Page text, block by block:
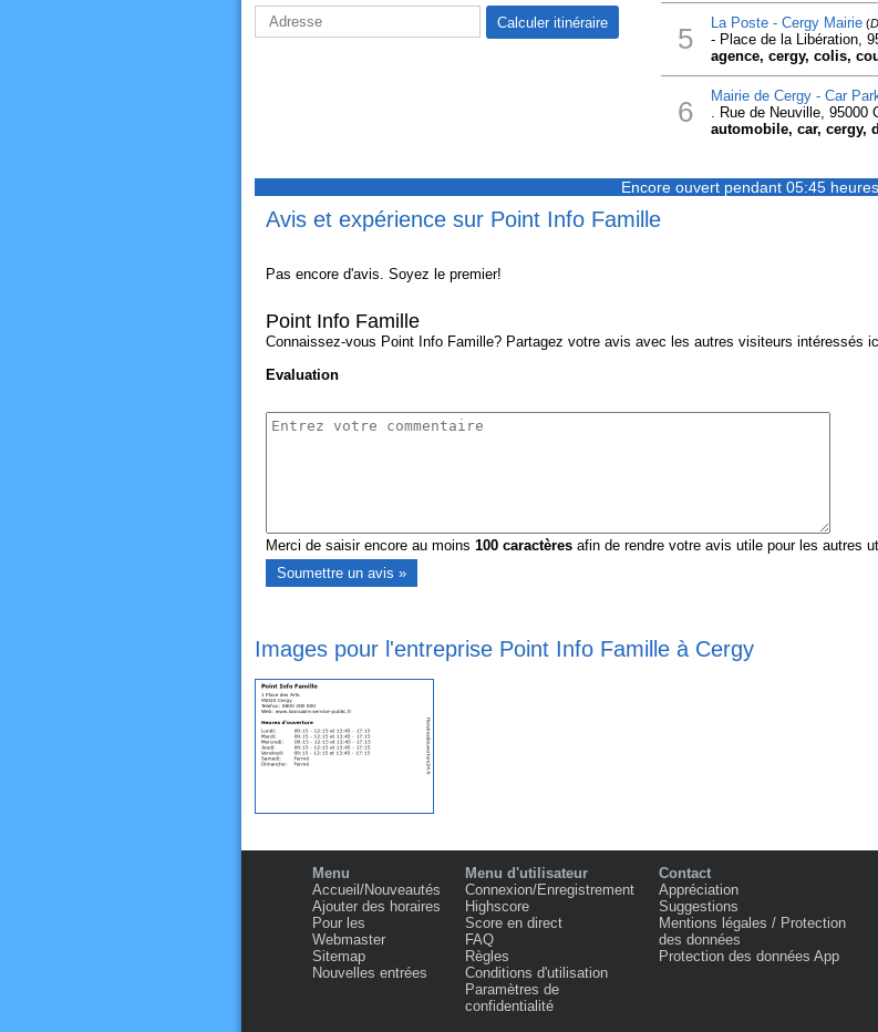
5 La Poste - Cergy Mairie(
- Place de la Libération,
agence, cergy, colis,
6 Mairie de Cergy - Car
. Rue de Neuville, 95000
automobile, car, cergy,
Encore ouvert pendant 05:45 heures
Avis et expérience sur Point Info Famille
Pas encore d'avis. Soyez le premier!
Point Info Famille
Connaissez-vous Point Info Famille? Partagez votre avis avec les autres visiteurs intéressés
Evaluation
Merci de saisir encore au moins 100caractèresafin de rendre votre avis utile pour les autres
Images pour l'entreprise Point Info Famille à Cergy
Menu
Accueil/Nouveautés
Ajouter des horaires
Pour les
Webmaster
Sitemap
Nouvelles entrées
Menu d'utilisateur
Connexion/Enregistrement
Highscore
Score en direct
FAQ
Règles
Conditions d'utilisation
Paramètres de
confidentialité
Contact
Appréciation
Suggestions
Mentions légales / Protection
des données
Protection des données App